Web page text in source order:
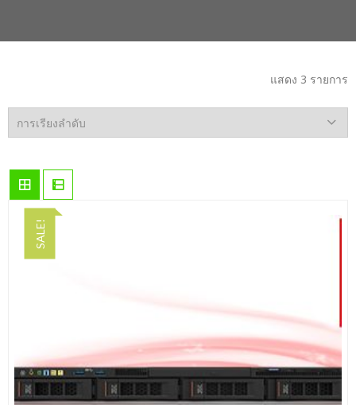
แสดง 3 รายการ
SALE!